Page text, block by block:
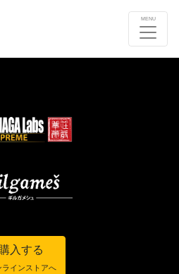
MENU
入する
ラインストアへ